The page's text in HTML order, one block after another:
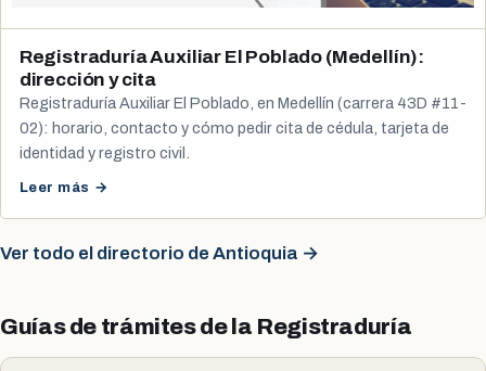
Registraduría Auxiliar El Poblado (Medellín):
dirección y cita
Registraduría Auxiliar El Poblado, en Medellín (carrera 43D #11-
02): horario, contacto y cómo pedir cita de cédula, tarjeta de
identidad y registro civil.
Leer más →
Ver todo el directorio de Antioquia →
Guías de trámites de la Registraduría